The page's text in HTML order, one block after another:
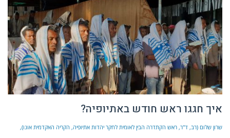
איך חגגו ראש חודש באתיופיה?
שרון שלום (רב, ד"ר, ראש הקתדרה הבין לאומית לחקר יהדות אתיופיה, הקריה האקדמית אונו)